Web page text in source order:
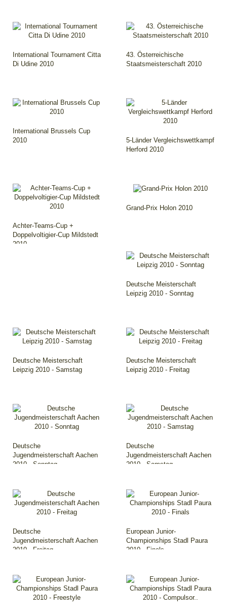
International Tournament Citta
Di Udine 2010
43. Österreichische
Staatsmeisterschaft 2010
International Brussels Cup
2010
5-Länder Vergleichswettkampf
Herford 2010
Achter-Teams-Cup +
Doppelvoltigier-Cup Mildstedt
2010
Grand-Prix Holon 2010
Deutsche Meisterschaft
Leipzig 2010 - Sonntag
Deutsche Meisterschaft
Leipzig 2010 - Samstag
Deutsche Meisterschaft
Leipzig 2010 - Freitag
Deutsche
Jugendmeisterschaft Aachen
2010 - Sonntag
Deutsche
Jugendmeisterschaft Aachen
2010 - Samstag
Deutsche
Jugendmeisterschaft Aachen
2010 - Freitag
European Junior-
Championships Stadl Paura
2010 - Finals